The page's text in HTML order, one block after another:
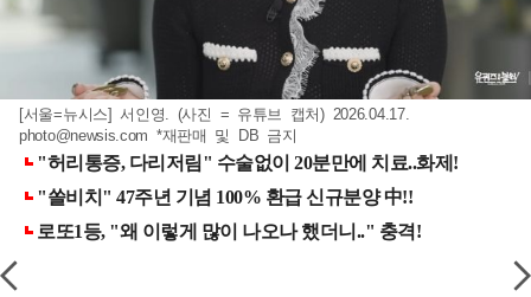
[서울=뉴시스] 서인영. (사진 = 유튜브 캡처) 2026.04.17.
photo@newsis.com *재판매 및 DB 금지